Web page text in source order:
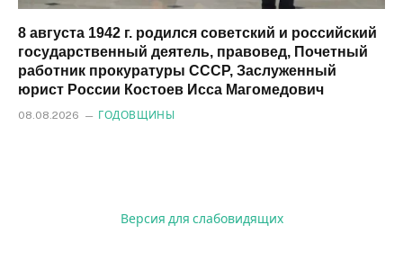
8 августа 1942 г. родился советский и российский
государственный деятель, правовед, Почетный
работник прокуратуры СССР, Заслуженный
юрист России Костоев Исса Магомедович
08.08.2026 ГОДОВЩИНЫ
Версия для слабовидящих